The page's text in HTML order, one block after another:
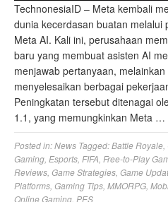
TechnonesiaID – Meta kembali
dunia kecerdasan buatan melalui
Meta AI. Kali ini, perusahaan
baru yang membuat asisten AI
menjawab pertanyaan,
menyelesaikan berbagai
Peningkatan tersebut ditenagai
1.1, yang memungkinkan Meta …
Posted in:News Tagged:Battle Royale
Gaming Esports FIFA Free-to-Play
Reviews Game Strategies Game
Platforms Gaming Tips MMORPG
Online Gaming PES